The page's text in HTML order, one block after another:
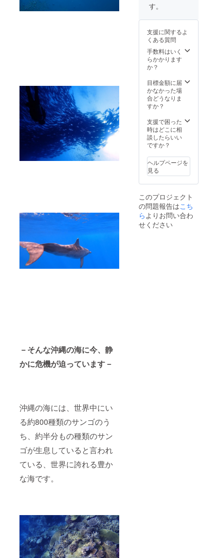
－そんな沖縄の海に今、静
かに危機が迫っています－
沖縄の海には、世界中にい
る約800種類のサンゴのう
ち、約半分もの種類のサン
ゴが生息していると言われ
ている、世界に誇れる豊か
な海です。
日程変
相談と
なりま
す。) ＊
サンゴ
は2株
やご友
人を
誘って
のご参
です。
参加人
数は2名
ま
＊場所
(慶良間
海域及
びチー
域) ＊沖
縄への
交通費
と宿泊
費は自
イビン
センス
のない
方でも
インス
トラク
ら潜り
方のレ
ク
チャー
ますの
で、ど
なた様
でもご
能で
す。サ
ンゴの
苗は5
＊日程
(有効期
限内の
お日に
ちで、
す。
支援に関するよ
くある質問
手数料はいく
らかかります
か？
目標金額に届
かなかった場
合どうなりま
すか？
支援で困った
時はどこに相
談したらいい
ですか？
ヘルプページを
見る
このプロジェクト
の問題報告はこち
ら よりお問い合わ
せください